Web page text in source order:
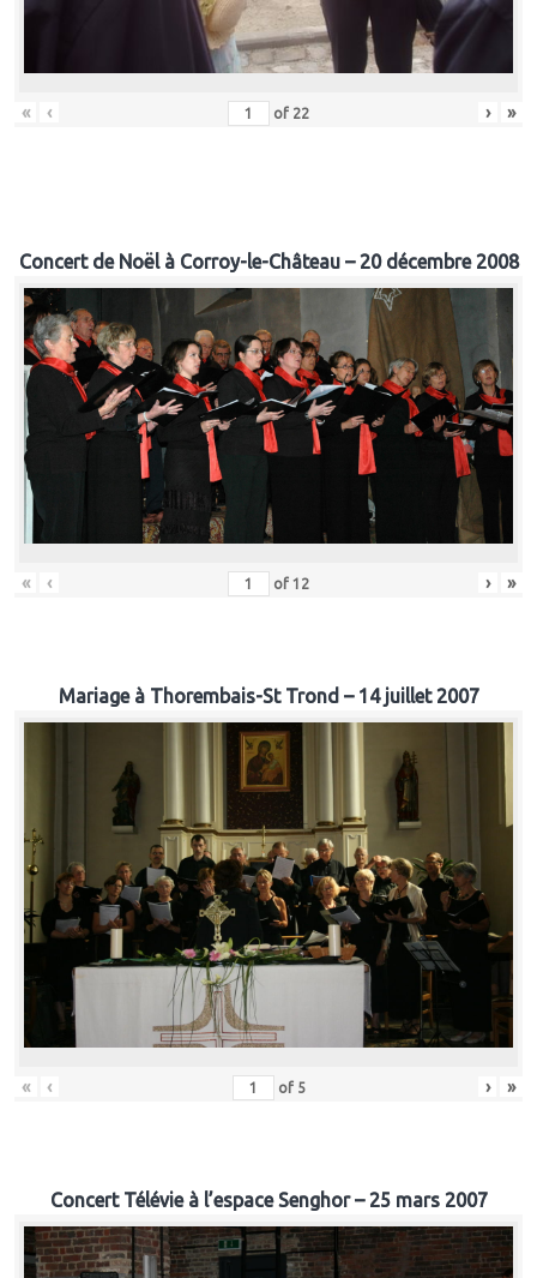
« ‹ of 22 › »
Concert de Noël à Corroy-le-Château – 20 décembre 2008
« ‹ of 12 › »
Mariage à Thorembais-St Trond – 14 juillet 2007
« ‹ of 5 › »
Concert Télévie à l’espace Senghor – 25 mars 2007